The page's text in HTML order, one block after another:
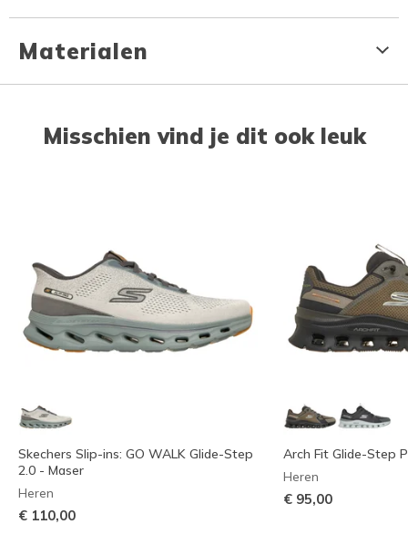
Materialen
Misschien vind je dit ook leuk
Skechers Slip-ins: GO WALK Glide-Step
2.0 - Maser
Heren
€ 110,00
Arch Fit Glide-Step
Heren
€ 95,00